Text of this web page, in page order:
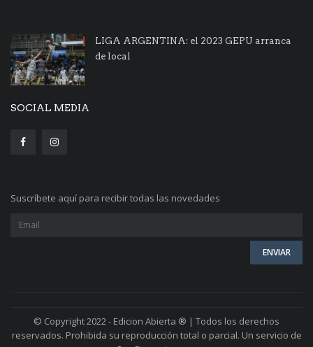
LIGA ARGENTINA: el 2023 GEPU arranca
de local
SOCIAL MEDIA
Suscríbete aquí para recibir todas las novedades
© Copyright 2022 - Edicion Abierta ® | Todos los derechos
reservados. Prohibida su reproducción total o parcial. Un servicio de